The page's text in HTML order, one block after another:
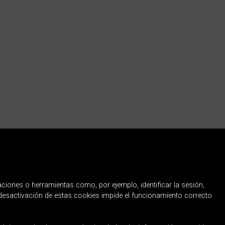
o herramientas como, por ejemplo, identificar la sesión,
de estas cookies impide el funcionamiento correcto